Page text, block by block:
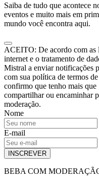
Saiba de tudo que acontece
eventos e muito mais em
mundo você encontra aqui.
ACEITO: De acordo com as
internet e o tratamento de
Mistral a enviar notificações
com sua política de termos
confirmo que tenho mais
compartilhar ou encaminhar
moderação.
Nome
E-mail
INSCREVER
BEBA COM